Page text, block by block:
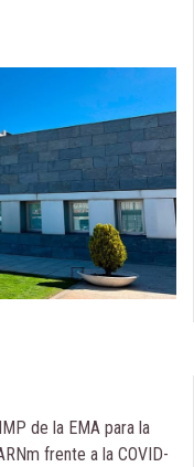
de la EMA para la
frente a la COVID-